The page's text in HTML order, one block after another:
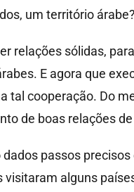
um território
relações sólidas,
E agora que
tal cooperação. Do
de boas relações
passos
alguns